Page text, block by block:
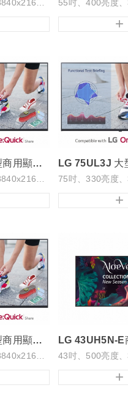
+
LG 65UL3J 大型商用顯示器
65吋、400亮度、3840x2160解析度
+
LG 86UL3J 大型商用顯示器
+